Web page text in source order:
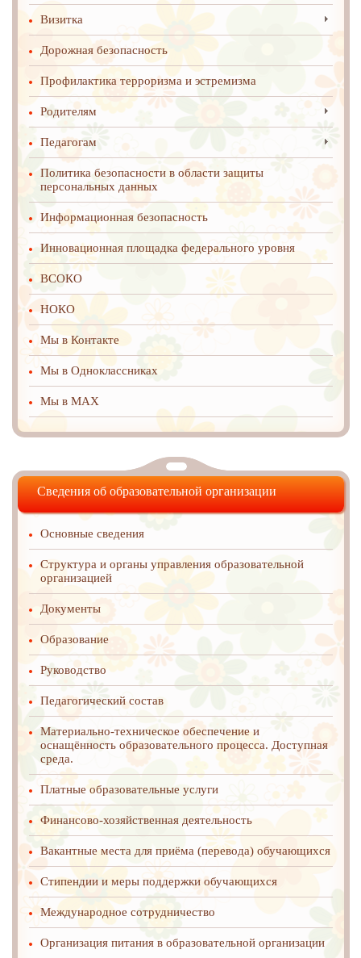
Визитка
Дорожная безопасность
Профилактика терроризма и эстремизма
Родителям
Педагогам
Политика безопасности в области защиты
персональных данных
Информационная безопасность
Инновационная площадка федерального уровня
ВСОКО
НОКО
Мы в Контакте
Мы в Одноклассниках
Мы в MAX
Сведения об образовательной организации
Основные сведения
Структура и органы управления образовательной
организацией
Документы
Образование
Руководство
Педагогический состав
Материально-техническое обеспечение и
оснащённость образовательного процесса. Доступная
среда.
Платные образовательные услуги
Финансово-хозяйственная деятельность
Вакантные места для приёма (перевода) обучающихся
Стипендии и меры поддержки обучающихся
Международное cотрудничество
Организация питания в образовательной организации